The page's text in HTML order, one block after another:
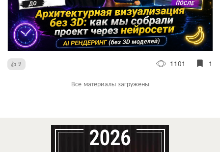
2 1101 1
Все материалы загружены